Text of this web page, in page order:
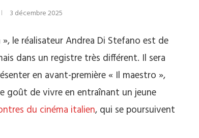
3 décembre 2025
le réalisateur Andrea Di Stefano est de
dans un registre très différent. Il sera
en avant-première « Il maestro »,
goût de vivre en entraînant un jeune
du cinéma italien, qui se poursuivent